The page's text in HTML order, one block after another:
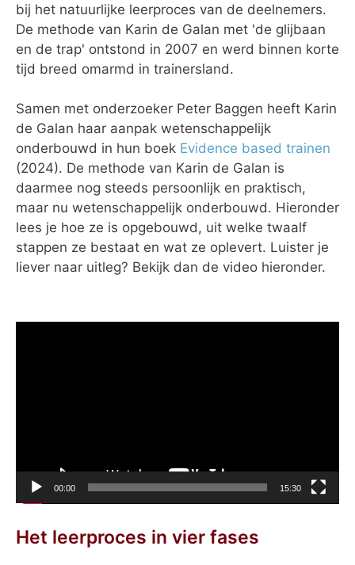
bij het natuurlijke leerproces van de deelnemers.
De methode van Karin de Galan met 'de glijbaan
en de trap' ontstond in 2007 en werd binnen korte
tijd breed omarmd in trainersland.
Samen met onderzoeker Peter Baggen heeft Karin
de Galan haar aanpak wetenschappelijk
onderbouwd in hun boek Evidence based trainen
(2024). De methode van Karin de Galan is
daarmee nog steeds persoonlijk en praktisch,
maar nu wetenschappelijk onderbouwd. Hieronder
lees je hoe ze is opgebouwd, uit welke twaalf
stappen ze bestaat en wat ze oplevert. Luister je
liever naar uitleg? Bekijk dan de video hieronder.
00:00 15:30
Het leerproces in vier fases